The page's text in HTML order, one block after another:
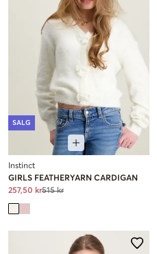
SALG
Instinct
GIRLS FEATHERYARN CARDIGAN
257,50 kr515 kr